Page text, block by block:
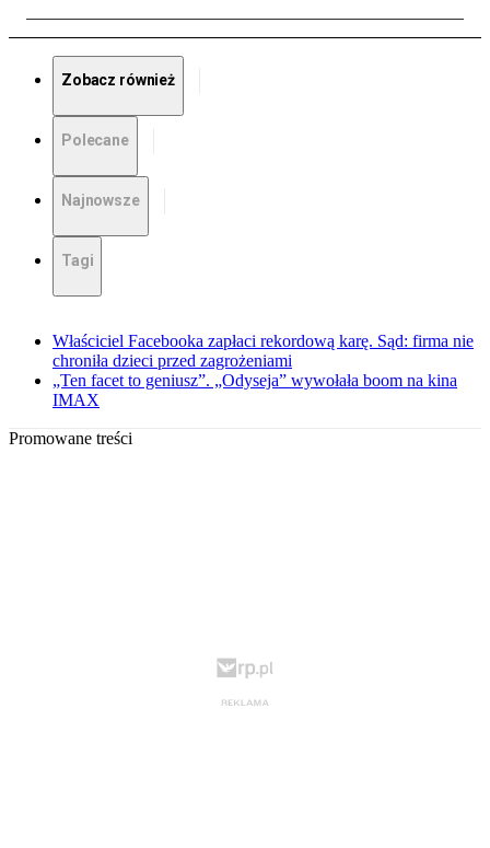
Zobacz również
Polecane
Najnowsze
Tagi
Właściciel Facebooka zapłaci rekordową karę. Sąd: firma nie
chroniła dzieci przed zagrożeniami
„Ten facet to geniusz”. „Odyseja” wywołała boom na kina
IMAX
Promowane treści